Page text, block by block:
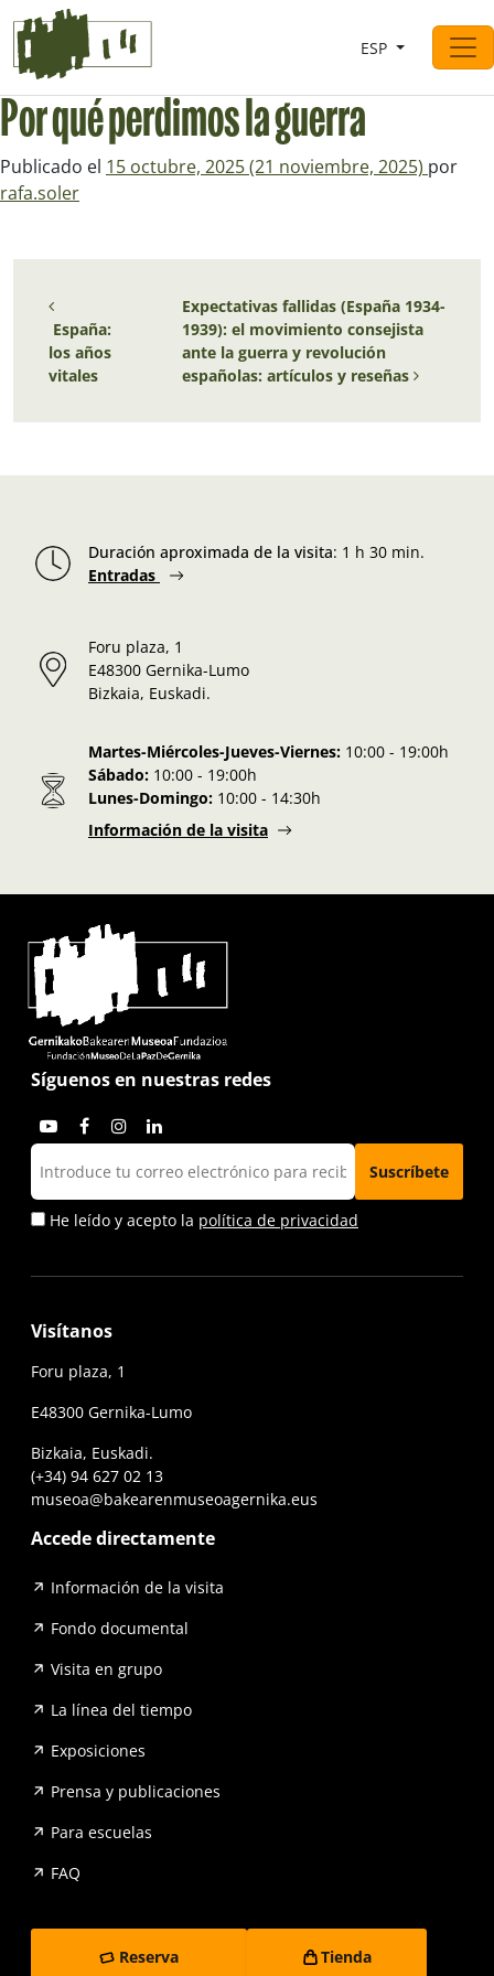
Saltar al contingut
Navegación principal
ESP
Por qué perdimos la guerra
Publicado el 15 octubre, 2025(21 noviembre, 2025) por
rafa.soler
Navegación de entradas
España:
los años
vitales
Expectativas fallidas (España 1934-
1939): el movimiento consejista
ante la guerra y revolución
españolas: artículos y reseñas
Duración aproximada de la visita: 1 h 30 min.
Entradas
Foru plaza, 1
E48300 Gernika-Lumo
Bizkaia, Euskadi.
Martes-Miércoles-Jueves-Viernes: 10:00 - 19:00h
Sábado: 10:00 - 19:00h
Lunes-Domingo: 10:00 - 14:30h
Información de la visita
Síguenos en nuestras redes
He leído y acepto la política de privacidad
Visítanos
Foru plaza, 1
E48300 Gernika-Lumo
Bizkaia, Euskadi.
(+34) 94 627 02 13
museoa@bakearenmuseoagernika.eus
Accede directamente
Información de la visita
Fondo documental
Visita en grupo
La línea del tiempo
Exposiciones
Prensa y publicaciones
Para escuelas
FAQ
Reserva Tienda